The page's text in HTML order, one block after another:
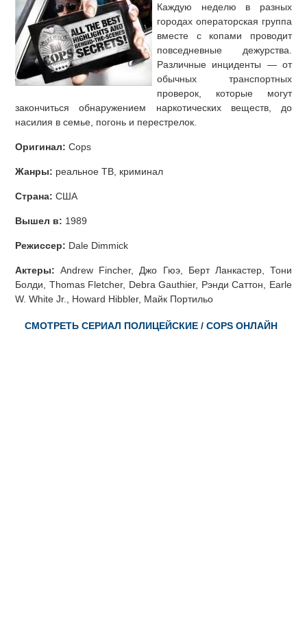
Каждую неделю в разных
городах операторская группа
вместе с копами проводит
повседневные дежурства.
Различные инциденты — от
обычных транспортных
проверок, которые могут
закончиться обнаружением наркотических веществ, до
насилия в семье, погонь и перестрелок.
Оригинал: Cops
Жанры: реальное ТВ, криминал
Страна: США
Вышел в: 1989
Режиссер: Dale Dimmick
Актеры: Andrew Fincher, Джо Гюэ, Берт Ланкастер, Тони
Болди, Thomas Fletcher, Debra Gauthier, Рэнди Саттон, Earle
W. White Jr., Howard Hibbler, Майк Портильо
СМОТРЕТЬ СЕРИАЛ ПОЛИЦЕЙСКИЕ / COPS ОНЛАЙН